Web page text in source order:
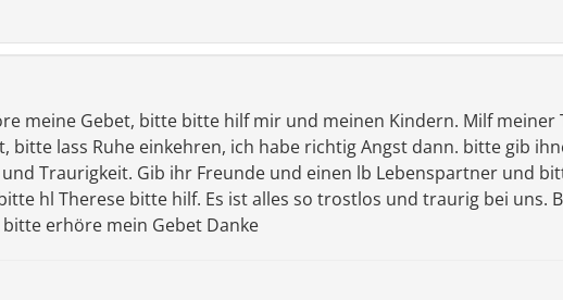
meine Gebet, bitte bitte hilf mir und meinen Kindern. Milf
lass Ruhe einkehren, ich habe richtig Angst dann. bitte gib
Traurigkeit. Gib ihr Freunde und einen lb Lebenspartner und
hl Therese bitte hilf. Es ist alles so trostlos und traurig bei uns.
erhöre mein Gebet Danke